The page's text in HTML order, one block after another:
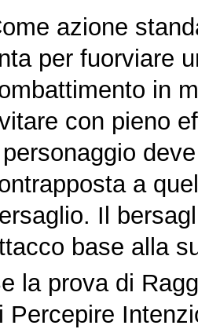
azione
per fuorviare
in
con pieno
a
Il
base alla
la prova di
Percepire